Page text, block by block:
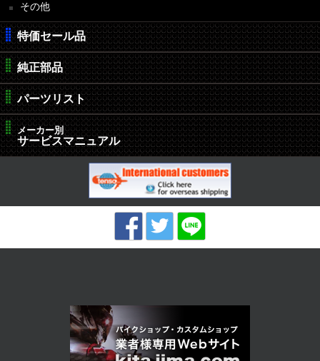
その他
特価セール品
純正部品
パーツリスト
メーカー別
サービスマニュアル